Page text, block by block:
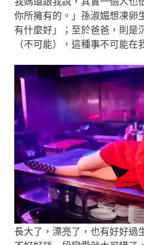
你所擁有的。」孫淑媚想凍卵
有什麼好」；至於爸爸，則是
（不可能），這種事不可能在
長大了，漂亮了，也有好好過